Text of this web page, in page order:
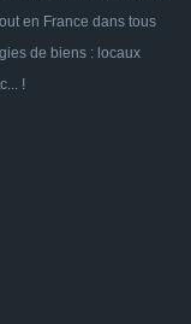
en France dans tous
de biens : locaux
!